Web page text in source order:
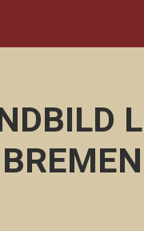
ausblenden
BREMEN